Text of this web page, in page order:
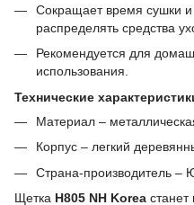
Сокращает время сушки
распределять средства
Рекомендуется для
использования.
Технические
Материал –
Корпус – легкий
Страна-производитель –
Щетка H805 NH Korea